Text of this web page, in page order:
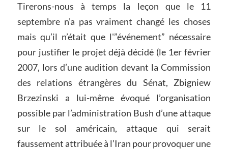
Tirerons-nous à temps la leçon que le 11
septembre n’a pas vraiment changé les choses
mais qu’il n’était que l'”événement” nécessaire
pour justifier le projet déjà décidé (le 1er février
2007, lors d’une audition devant la Commission
des relations étrangères du Sénat, Zbigniew
Brzezinski a lui-même évoqué l’organisation
possible par l’administration Bush d’une attaque
sur le sol américain, attaque qui serait
faussement attribuée à l’Iran pour provoquer une